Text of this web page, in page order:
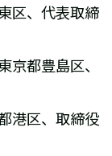
区、代表取締
都豊島区、
港区、取締役